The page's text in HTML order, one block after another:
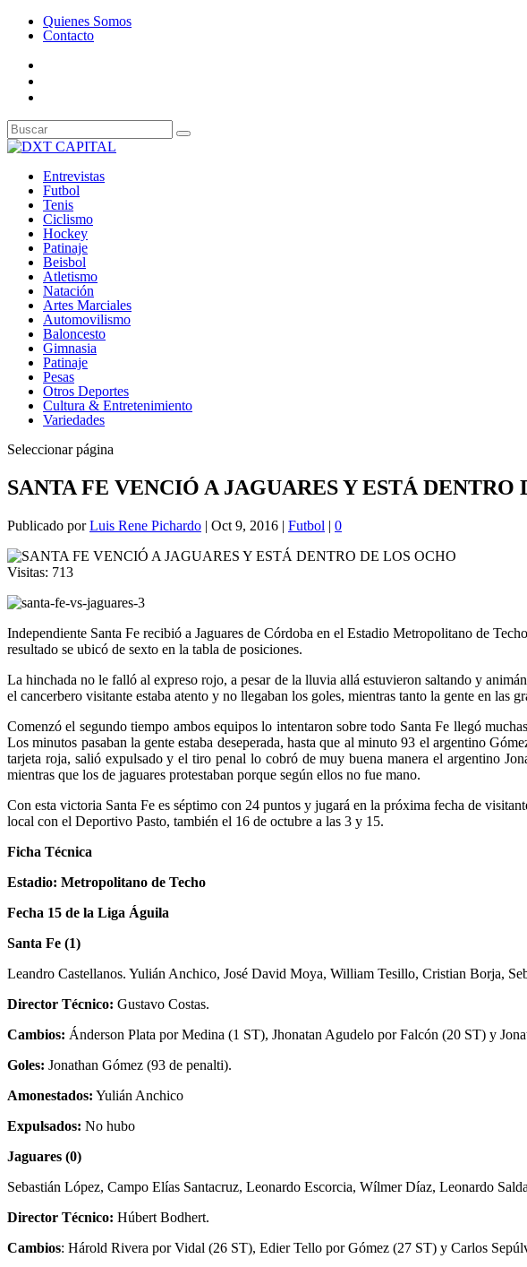
Quienes Somos
Contacto
Entrevistas
Futbol
Tenis
Ciclismo
Hockey
Patinaje
Beisbol
Atletismo
Natación
Artes Marciales
Automovilismo
Baloncesto
Gimnasia
Patinaje
Pesas
Otros Deportes
Cultura & Entretenimiento
Variedades
Seleccionar página
SANTA FE VENCIÓ A JAGUARES Y ESTÁ DENTRO
Publicado porLuis Rene Pichardo | Oct 9, 2016 | Futbol | 0
Visitas: 713
Independiente Santa Fe recibió a Jaguares de Córdoba en el Estadio Metropolitano de
resultado se ubicó de sexto en la tabla de posiciones.
La hinchada no le falló al expreso rojo, a pesar de la lluvia allá estuvieron saltando y
el cancerbero visitante estaba atento y no llegaban los goles, mientras tanto la gente en las
Comenzó el segundo tiempo ambos equipos lo intentaron sobre todo Santa Fe llegó
Los minutos pasaban la gente estaba deseperada, hasta que al minuto 93 el argentino
tarjeta roja, salió expulsado y el tiro penal lo cobró de muy buena manera el argentino
mientras que los de jaguares protestaban porque según ellos no fue mano.
Con esta victoria Santa Fe es séptimo con 24 puntos y jugará en la próxima fecha de
local con el Deportivo Pasto, también el 16 de octubre a las 3 y 15.
Ficha Técnica
Estadio: Metropolitano de Techo
Fecha 15 de la Liga Águila
Santa Fe (1)
Leandro Castellanos. Yulián Anchico, José David Moya, William Tesillo, Cristian Borja,
Director Técnico: Gustavo Costas.
Cambios: Ánderson Plata por Medina (1 ST), Jhonatan Agudelo por Falcón (20 ST) y
Goles: Jonathan Gómez (93 de penalti).
Amonestados: Yulián Anchico
Expulsados: No hubo
Jaguares (0)
Sebastián López, Campo Elías Santacruz, Leonardo Escorcia, Wílmer Díaz, Leonardo
Director Técnico: Húbert Bodhert.
Cambios: Hárold Rivera por Vidal (26 ST), Edier Tello por Gómez (27 ST) y Carlos